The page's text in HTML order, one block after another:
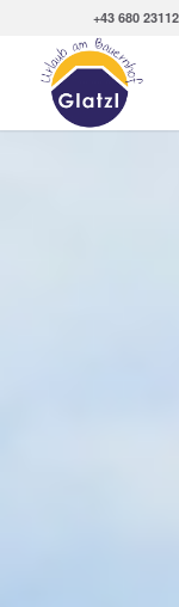
+43 680